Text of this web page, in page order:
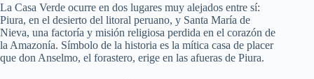
La Casa Verde ocurre en dos lugares muy alejados entre sí:
Piura, en el desierto del litoral peruano, y Santa María de
Nieva, una factoría y misión religiosa perdida en el corazón de
la Amazonía. Símbolo de la historia es la mítica casa de placer
que don Anselmo, el forastero, erige en las afueras de Piura.